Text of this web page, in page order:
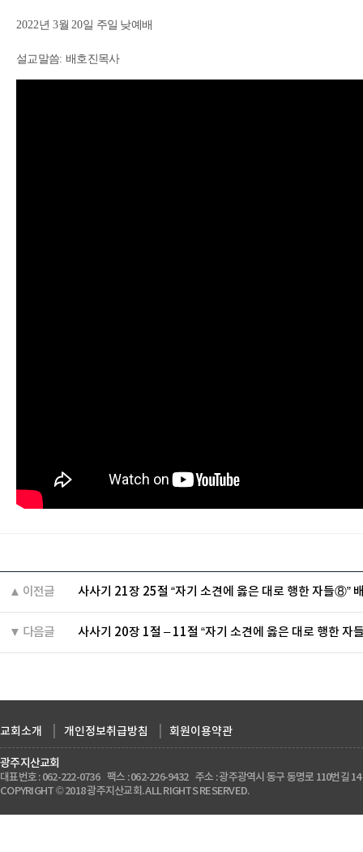
2022년 3월 20일 주일 낮예배
설교말씀: 배호진목사
▲ 이전글 사사기 21장 25절 “자기 소견에 옳은 대로 행한 자들⑧”
▼ 다음글 사사기 20장 1절 – 11절 “자기 소견에 옳은 대로 행한 자
교회소개 개인정보취급방침 회원이용약관
광주지산교회
대표번호 : 062-222-0736 팩스 : 062-226-9432 주소 : 광주광역시 동구 동명로 110번길 14
COPYRIGHT © 2018 광주지산교회. ALL RIGHTS RESERVED.